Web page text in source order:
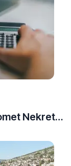
Porezne Prijave za Porez na Promet Nekretnina: Kako Prijaviti Promet u Različitim Kantonima